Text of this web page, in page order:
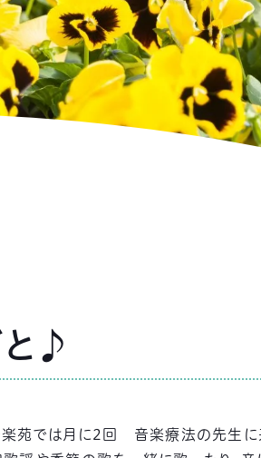
♪
苑では月に2回 音楽療法の先生に